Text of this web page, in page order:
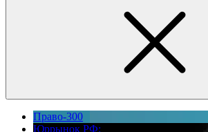
Право-300
Юррынок РФ: